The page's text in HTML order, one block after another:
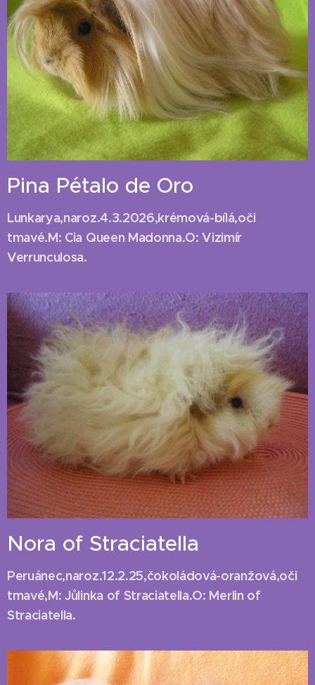
Pina Pétalo de Oro
Lunkarya,naroz.4.3.2026,krémová-bílá,oči
tmavé.M: Cia Queen Madonna.O: Vizimír
Verrunculosa.
Nora of Straciatella
Peruánec,naroz.12.2.25,čokoládová-oranžová,oči
tmavé,M: Jůlinka of Straciatella.O: Merlin of
Straciatella.